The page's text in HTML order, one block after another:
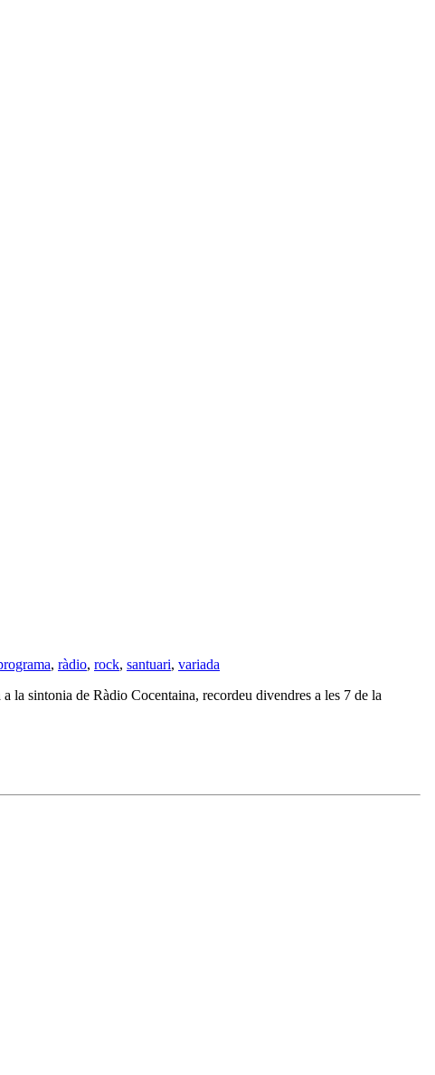
, ràdio, rock, santuari, variada
la sintonia de Ràdio Cocentaina, recordeu divendres a les 7 de la